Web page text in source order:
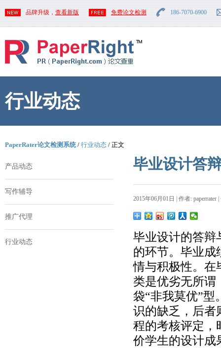
品牌升级， 查看新版 免费论文检测 186-7070-6900
行业动态
PaperRater论文检测系统/ 行业动态 / 正文
产品动态
写作辅导
推广代理
行业动态
毕业设计答
2015年06月01日 | 作者: paperrater
毕业设计的答辩
的环节。毕业成
情与积极性。在
类是优劣无所谓
袋“非我莫优”
识的缺乏，后者
程的考核评定，
价学生的设计成